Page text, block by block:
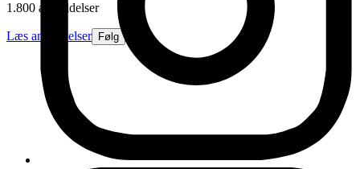
1.800 anmeldelser
Læs anmeldelser Følg